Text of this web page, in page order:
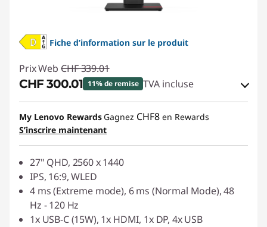
Fiche d’information sur le produit
Prix Web CHF 339.01
CHF 300.01 11% de remise TVA incluse
Bons de réduction en ligne :-CHF 39.00
Code de réduction :
My Lenovo Rewards Gagnez CHF8 en Rewards
S’inscrire maintenant
27" QHD, 2560 x 1440
IPS, 16:9, WLED
4 ms (Extreme mode), 6 ms (Normal Mode), 48
Hz - 120 Hz
1x USB-C (15W), 1x HDMI, 1x DP, 4x USB